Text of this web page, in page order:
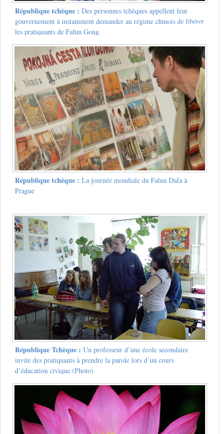
République tchèque : Des personnes tchèques appellent leur
gouvernement à instamment demander au régime chinois de libérer
les pratiquants de Falun Gong
République tchèque : La journée mondiale du Falun Dafa à
Prague
République Tchèque : Un professeur d’une école secondaire
invite des pratiquants à prendre la parole lors d’un cours
d’éducation civique (Photo)